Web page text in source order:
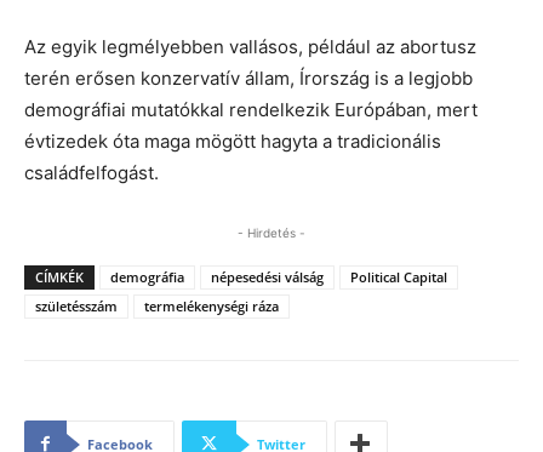
Az egyik legmélyebben vallásos, például az abortusz
terén erősen konzervatív állam, Írország is a legjobb
demográfiai mutatókkal rendelkezik Európában, mert
évtizedek óta maga mögött hagyta a tradicionális
családfelfogást.
- Hirdetés -
CÍMKÉK demográfia népesedési válság
Political Capital
születésszám
termelékenységi ráza
Facebook Twitter